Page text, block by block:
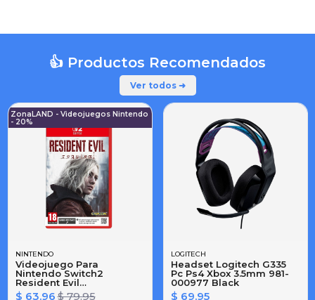
👍 Productos Recomendados
Ver todos ➜
ZonaLAND - Videojuegos Nintendo
- 20%
NINTENDO
Videojuego Para
Nintendo Switch2
Resident Evil
Requiem(tarjeta Llave
$ 63.96$ 79.95
LOGITECH
Headset Logitech G335
Pc Ps4 Xbox 3.5mm 981-
000977 Black
$ 69.95